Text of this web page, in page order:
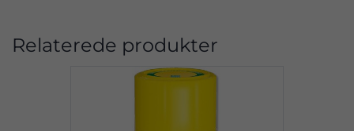
Relaterede produkter